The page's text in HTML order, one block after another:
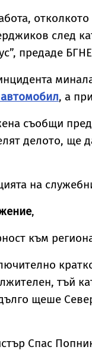
срещат с
секретар на
след
предаде
, а
съобщи пред
делото, ще
на
,
към
тъй
щеше
Спас